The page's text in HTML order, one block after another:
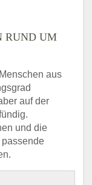
RUND UM
aus
auf der
und die